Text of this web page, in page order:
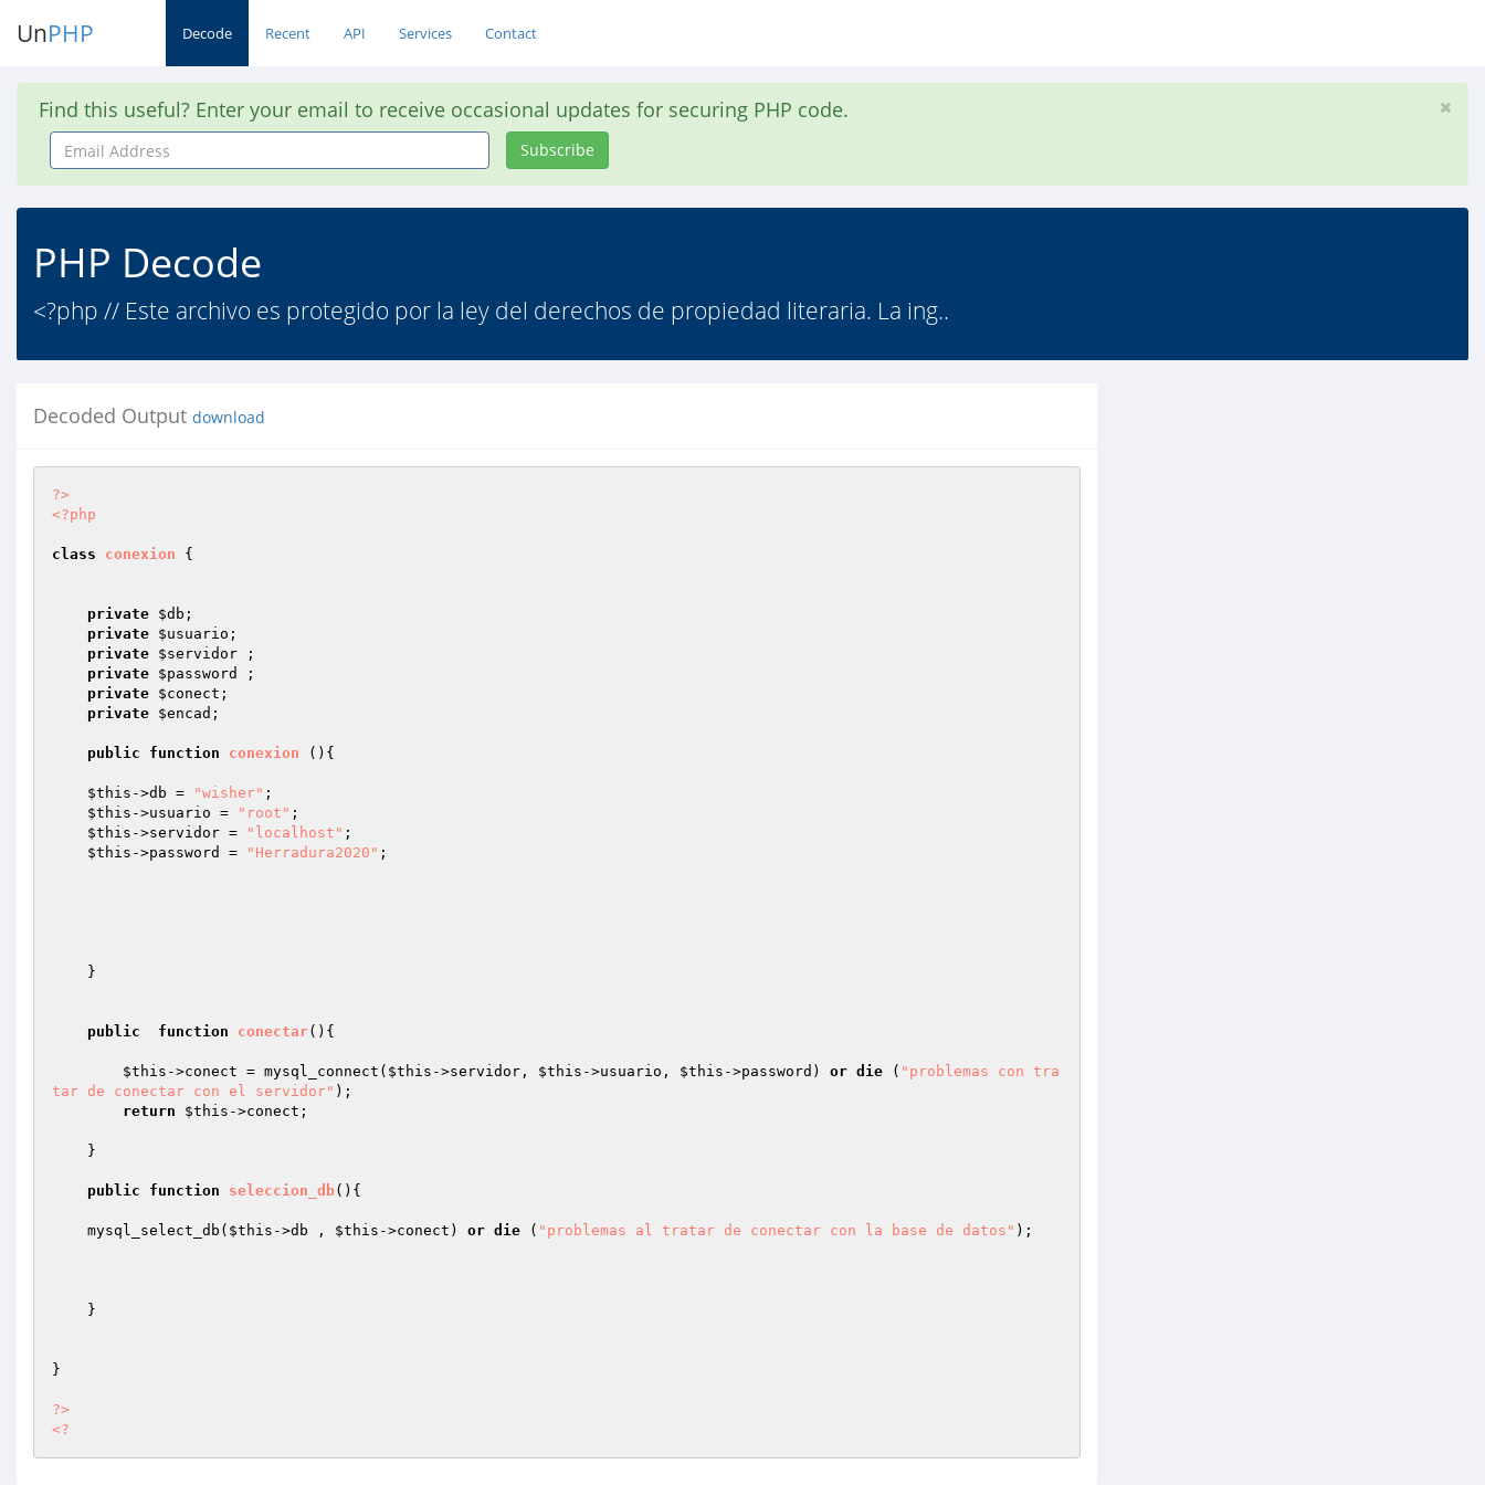
UnPHP Decode Recent API Services Contact
Find this useful? Enter your email to receive occasional updates for securing PHP code.
Email
Address
Subscribe
PHP Decode
<?php // Este archivo es protegido por la ley del derechos de propiedad literaria. La ing..
Decoded Output download
?>
<?php
class conexion {
private $db ;
private $usuario ;
private $servidor ;
private $password
;
private $conect ;
private $encad ;
public function conexion () {
$this ->db = "wisher" ;
$this ->usuario = "root" ;
$this ->servidor = "localhost" ;
$this ->password = "Herradura2020" ;
public function conectar() {
$this ->conect = mysql_connect( $this ->servidor, $this ->usuario, $this ->password) or die ( "problemas con tra
tar de conectar con el servidor" );
return
$this ->conect;
public function seleccion_db() {
    mysql_select_db(
$this ->db , $this ->conect) or die ( "problemas al tratar de conectar con la base de datos" );
}
?>
<?